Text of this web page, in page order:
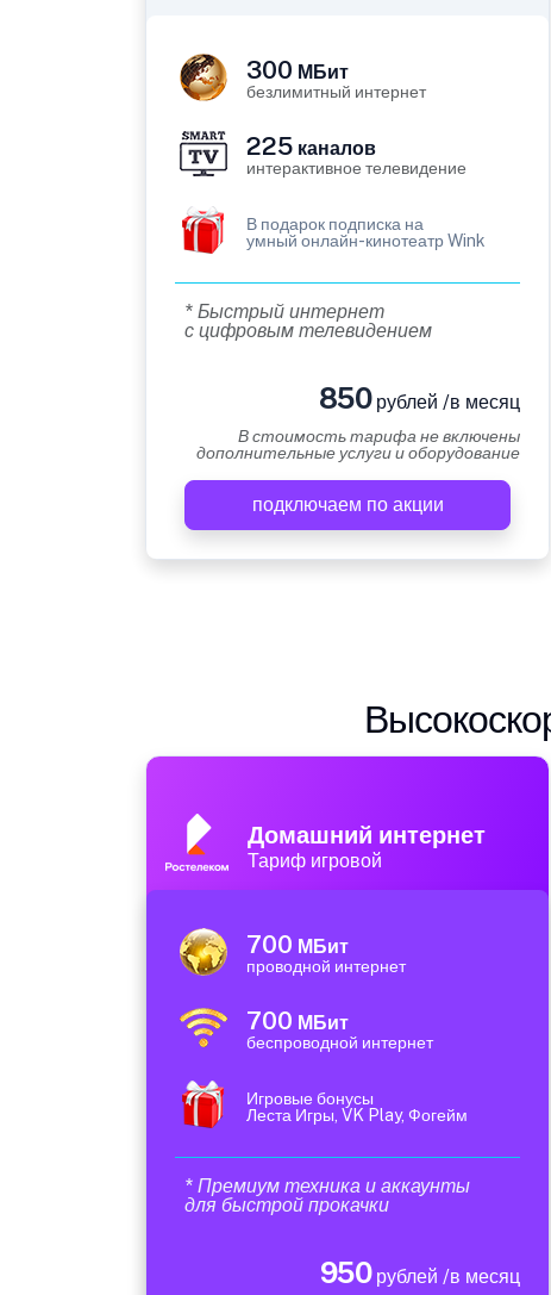
300 МБит
безлимитный интернет
225 каналов
интерактивное телевидение
В подарок подписка на
умный онлайн-кинотеатр Wink
* Быстрый интернет
с цифровым телевидением
850рублей /в месяц
В стоимость тарифа не включены
дополнительные услуги и оборудование
подключаем по акции
Домашний интернет
Тариф игровой
700 МБит
проводной интернет
700 МБит
беспроводной интернет
Игровые бонусы
Леста Игры, VK Play, Фогейм
* Премиум техника и аккаунты
для быстрой прокачки
950рублей /в месяц